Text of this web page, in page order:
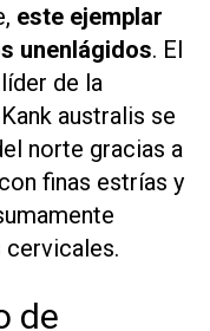
este ejemplar
unenlágidos. El
de la
australis se
norte gracias a
finas estrías y
cervicales.
de